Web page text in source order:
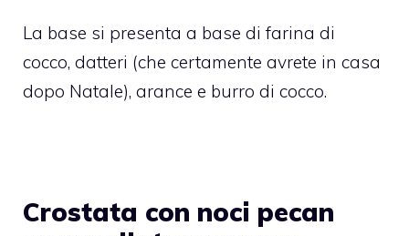
La base si presenta a base di farina di
cocco, datteri (che certamente avrete in casa
dopo Natale), arance e burro di cocco.
Crostata con noci pecan